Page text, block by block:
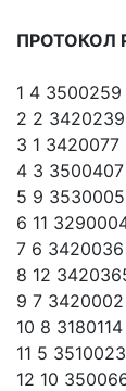
ПРОТОКОЛ
1 4 3500259
2 2 3420239
3 1 3420077
4 3 3500407
5 9 3530005
6 11
7 6 3420036
8 12
9 7 3420002
10 8
11 5
12 10